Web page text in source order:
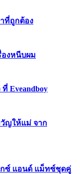
าที่ถูกต้อง
องหนีบผม
Eveandboy
วัญให้แม่ จาก
มิกซ์ แอนด์ แม็ทซ์ชุดคู่